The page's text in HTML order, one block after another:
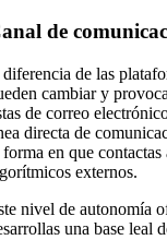
de
de las
cambiar y
de correo
directa de
en que
externos.
nivel de autonomía
una base leal